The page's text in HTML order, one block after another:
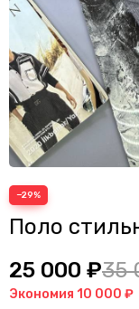
Шорты
Кардиганы
Поло
−29%
Поло
25 000 ₽35
Экономия 10 000 ₽